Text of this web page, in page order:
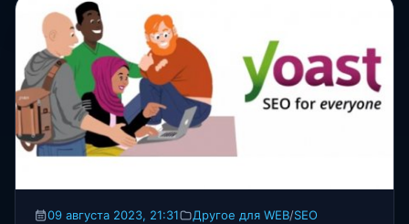
09 августа 2023, 21:31 Другое для WEB/SEO